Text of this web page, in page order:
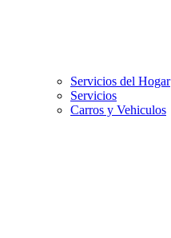
Servicios del Hogar
Servicios
Carros y Vehiculos